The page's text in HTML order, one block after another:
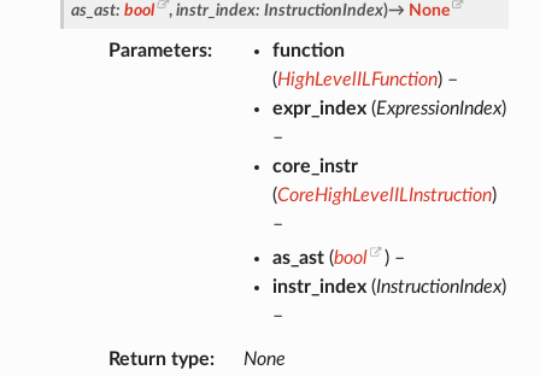
as_ast: bool ,instr_index: InstructionIndex)→ None
Parameters
function
(HighLevelILFunction) –
expr_index(ExpressionIndex)
–
core_instr
(CoreHighLevelILInstruction)
–
as_ast(bool
) –
instr_index(InstructionIndex)
–
Return type None